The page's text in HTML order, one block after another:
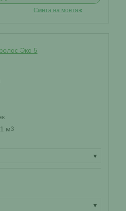
Смета на монтаж
Эко 5
1 м3
▾
▾